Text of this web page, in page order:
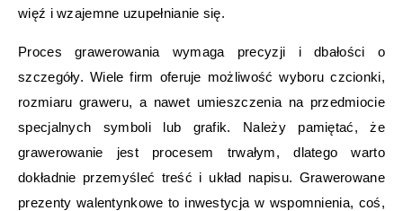
więź i wzajemne uzupełnianie się.
Proces grawerowania wymaga precyzji i dbałości o
szczegóły. Wiele firm oferuje możliwość wyboru czcionki,
rozmiaru graweru, a nawet umieszczenia na przedmiocie
specjalnych symboli lub grafik. Należy pamiętać, że
grawerowanie jest procesem trwałym, dlatego warto
dokładnie przemyśleć treść i układ napisu. Grawerowane
prezenty walentynkowe to inwestycja w wspomnienia, coś,